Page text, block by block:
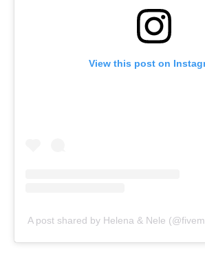
View this post on
A post shared by Helena & Nele